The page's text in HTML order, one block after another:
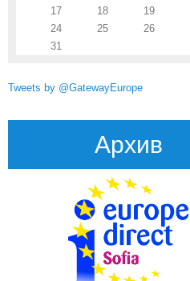
17
18 19
24
25 26
31
Tweets by @GatewayEurope
Архив